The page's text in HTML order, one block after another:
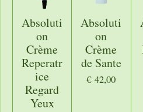
Absoluti
on
Crème
Reperatr
ice
Regard
Yeux
Absoluti
on
Crème
de Sante
€ 42,00